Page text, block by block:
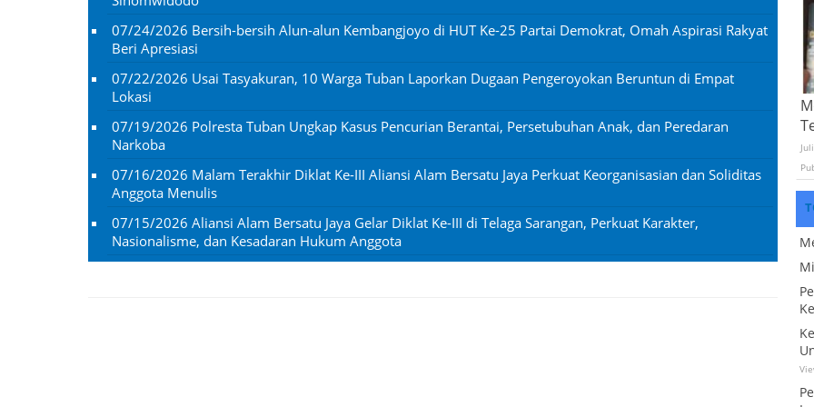
07/24/2026 Bersih-bersih Alun-alun Kembangjoyo di HUT Ke-25 Partai Demokrat, Omah Aspirasi Rakyat
Beri Apresiasi
07/22/2026 Usai Tasyakuran, 10 Warga Tuban Laporkan Dugaan Pengeroyokan Beruntun di Empat
Lokasi
07/19/2026 Polresta Tuban Ungkap Kasus Pencurian Berantai, Persetubuhan Anak, dan Peredaran
Narkoba
07/16/2026 Malam Terakhir Diklat Ke-III Aliansi Alam Bersatu Jaya Perkuat Keorganisasian dan Soliditas
Anggota Menulis
07/15/2026 Aliansi Alam Bersatu Jaya Gelar Diklat Ke-III di Telaga Sarangan, Perkuat Karakter,
Nasionalisme, dan Kesadaran Hukum Anggota